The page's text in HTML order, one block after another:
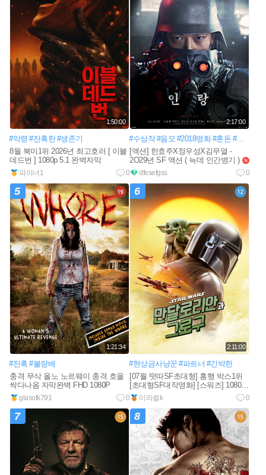
1:50:00
#악령 #잔혹한 #생존기
8월 북미1위 2026년 최고호러 [ 이블
데드번 ] 1080p 5.1 완벽자막
파이너1 0
2:17:00
#수상작 #음모 #2018영화 #혼돈 #반정부
[액션] 한효주X정우성X김무열 -
2O29년 SF 액션 ( 늑데 인간병기 ) new
dfesefgss 0
5
1:21:34
#잔혹 #불량배
충격 무삭 올노 노르웨이 충격 호올
싹다나옴 자막완벽 FHD 1080P
glasofk791 0
6
2:11:00
#현상금사냥꾼 #파트너 #긴박한
[07월 떳따SF초대형] 흥행 박스1위
[초대형SF대작영화] [스워즈] 1080공
식자막
미라컬k 0
7 8